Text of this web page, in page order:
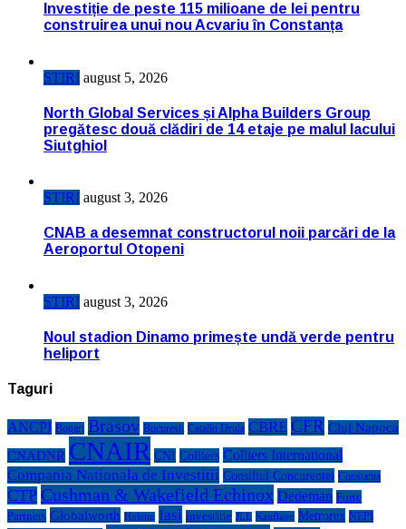
Investiție de peste 115 milioane de lei pentru
construirea unui nou Acvariu în Constanța
STIRI august 5, 2026
North Global Services și Alpha Builders Group
pregătesc două clădiri de 14 etaje pe malul lacului
Siutghiol
STIRI august 3, 2026
CNAB a desemnat constructorul noii parcări de la
Aeroportul Otopeni
STIRI august 3, 2026
Noul stadion Dinamo primește undă verde pentru
heliport
Taguri
ANCPI Bogart Brasov Bucuresti Catalin Drula CBRE CFR Cluj Napoca
CNADNR CNAIR CNI Colliers Colliers International
Compania Nationala de Investitii Consiliul Concurentei Constanta
CTP Cushman & Wakefield Echinox Dedeman Forte
Partners Globalworth Holcim Iasi investitie JLL Kaufland Metrorex NEPI